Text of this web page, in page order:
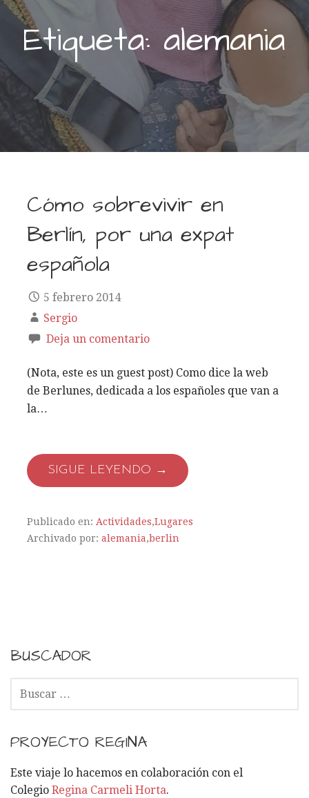
Etiqueta: alemania
Cómo sobrevivir en
Berlín, por una expat
española
5 febrero 2014
Sergio
Deja un comentario
(Nota, este es un guest post) Como dice la web
de Berlunes, dedicada a los españoles que van a
la…
SIGUE LEYENDO →
Publicado en: Actividades,Lugares
Archivado por: alemania,berlin
BUSCADOR
C
R
:
PROYECTO REGINA
Este viaje lo hacemos en colaboración con el
Colegio Regina Carmeli Horta.